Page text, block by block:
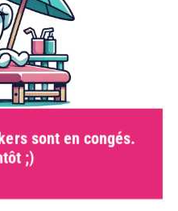
sont en congés.
;)